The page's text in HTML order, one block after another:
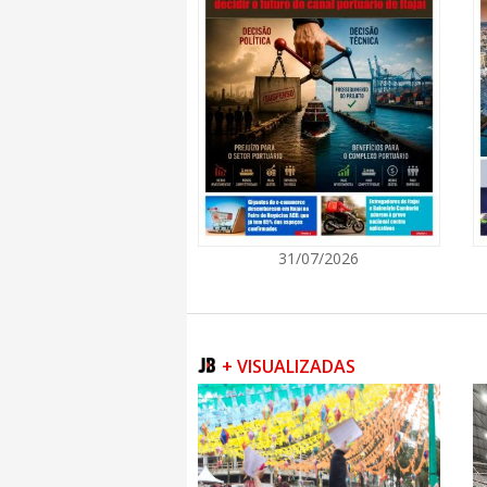
06/08/2026 | 10:06
Voluntários da
participaram de
de alimentos
GERAL
06/08/2026 | 10:11
Projeto aprovado
a Biblioteca Digital
CULTURA
06/08/2026 | 10:13
Exposição “Entre
31/07/2026
+ VISUALIZADAS